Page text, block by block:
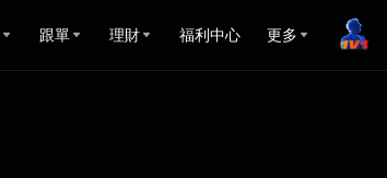
跟單 理財 福利中心 更多